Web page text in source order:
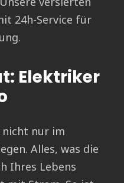
24h-Service für
Elektriker
nur im
Alles, was die
Ihres Lebens